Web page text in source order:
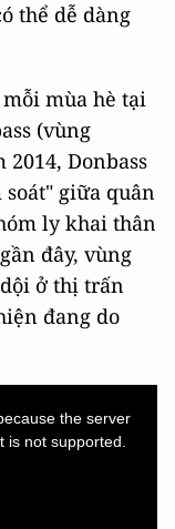
thể dễ dàng
mùa hè tại
(vùng
Donbass
giữa quân
ly khai thân
đây, vùng
ở thị trấn
đang do
the server
not supported.